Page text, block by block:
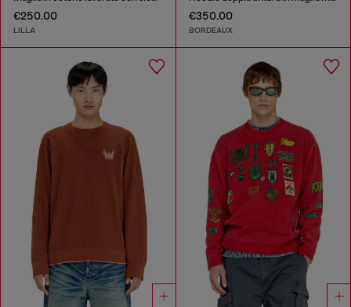
€250.00
LILLA
€350.00
BORDEAUX